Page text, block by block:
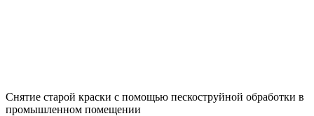
Снятие старой краски с помощью пескоструйной обработки в
промышленном помещении